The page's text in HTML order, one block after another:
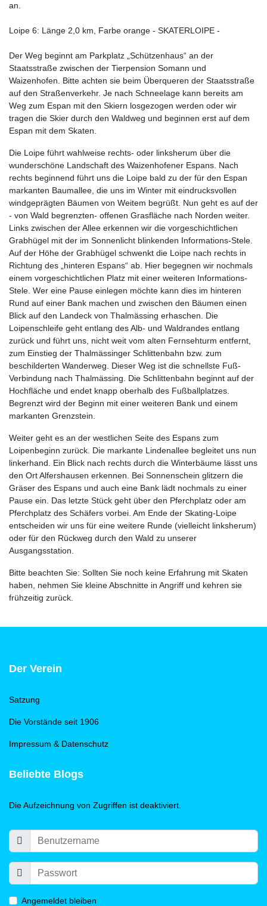
an.
Loipe 6: Länge 2,0 km, Farbe orange - SKATERLOIPE -
Der Weg beginnt am Parkplatz „Schützenhaus“ an der
Staatsstraße zwischen der Tierpension Somann und
Waizenhofen. Bitte achten sie beim Überqueren der Staatsstraße
auf den Straßenverkehr. Je nach Schneelage kann bereits am
Weg zum Espan mit den Skiern losgezogen werden oder wir
tragen die Skier durch den Waldweg und beginnen erst auf dem
Espan mit dem Skaten.
Die Loipe führt wahlweise rechts- oder linksherum über die
wunderschöne Landschaft des Waizenhofener Espans. Nach
rechts beginnend führt uns die Loipe bald zu der für den Espan
markanten Baumallee, die uns im Winter mit eindrucksvollen
windgeprägten Bäumen von Weitem begrüßt. Nun geht es auf der
- von Wald begrenzten- offenen Grasfläche nach Norden weiter.
Links zwischen der Allee erkennen wir die vorgeschichtlichen
Grabhügel mit der im Sonnenlicht blinkenden Informations-Stele.
Auf der Höhe der Grabhügel schwenkt die Loipe nach rechts in
Richtung des „hinteren Espans“ ab. Hier begegnen wir nochmals
einem vorgeschichtlichen Platz mit einer weiteren Informations-
Stele. Wer eine Pause einlegen möchte kann dies im hinteren
Rund auf einer Bank machen und zwischen den Bäumen einen
Blick auf den Landeck von Thalmässing erhaschen. Die
Loipenschleife geht entlang des Alb- und Waldrandes entlang
zurück und führt uns, nicht weit vom alten Fernsehturm entfernt,
zum Einstieg der Thalmässinger Schlittenbahn bzw. zum
beschilderten Wanderweg. Dieser Weg ist die schnellste Fuß-
Verbindung nach Thalmässing. Die Schlittenbahn beginnt auf der
Hochfläche und endet knapp oberhalb des Fußballplatzes.
Begrenzt wird der Beginn mit einer weiteren Bank und einem
markanten Grenzstein.
Weiter geht es an der westlichen Seite des Espans zum
Loipenbeginn zurück. Die markante Lindenallee begleitet uns nun
linkerhand. Ein Blick nach rechts durch die Winterbäume lässt uns
den Ort Alfershausen erkennen. Bei Sonnenschein glitzern die
Gräser des Espans und auch eine Bank lädt nochmals zu einer
Pause ein. Das letzte Stück geht über den Pferchplatz oder am
Pferchplatz des Schäfers vorbei. Am Ende der Skating-Loipe
entscheiden wir uns für eine weitere Runde (vielleicht linksherum)
oder für den Rückweg durch den Wald zu unserer
Ausgangsstation.
Bitte beachten Sie: Sollten Sie noch keine Erfahrung mit Skaten
haben, nehmen Sie kleine Abschnitte in Angriff und kehren sie
frühzeitig zurück.
Der Verein
Satzung
Die Vorstände seit 1906
Impressum & Datenschutz
Beliebte Blogs
Die Aufzeichnung von Zugriffen ist deaktiviert.
Angemeldet bleiben